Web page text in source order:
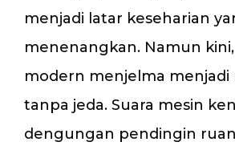
menjadi latar keseharian
menenangkan. Namun
modern menjelma menjadi
tanpa jeda. Suara mesin
dengungan pendingin